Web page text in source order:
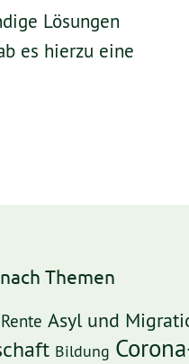
Lösungen
es hierzu eine
Themen
Asyl und
Bildung